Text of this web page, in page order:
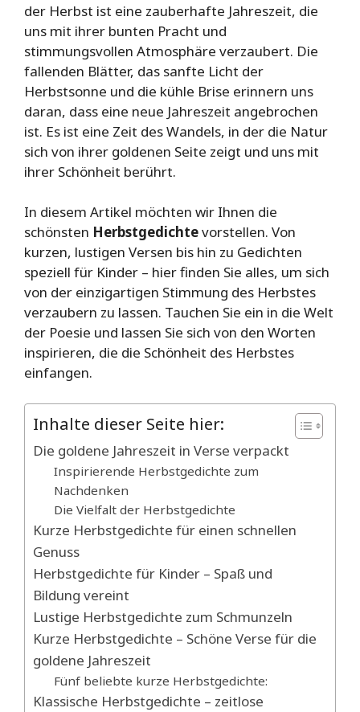
der Herbst ist eine zauberhafte Jahreszeit, die
uns mit ihrer bunten Pracht und
stimmungsvollen Atmosphäre verzaubert. Die
fallenden Blätter, das sanfte Licht der
Herbstsonne und die kühle Brise erinnern uns
daran, dass eine neue Jahreszeit angebrochen
ist. Es ist eine Zeit des Wandels, in der die Natur
sich von ihrer goldenen Seite zeigt und uns mit
ihrer Schönheit berührt.
In diesem Artikel möchten wir Ihnen die
schönsten Herbstgedichtevorstellen. Von
kurzen, lustigen Versen bis hin zu Gedichten
speziell für Kinder – hier finden Sie alles, um sich
von der einzigartigen Stimmung des Herbstes
verzaubern zu lassen. Tauchen Sie ein in die Welt
der Poesie und lassen Sie sich von den Worten
inspirieren, die die Schönheit des Herbstes
einfangen.
Inhalte dieser Seite hier:
Die goldene Jahreszeit in Verse verpackt
Inspirierende Herbstgedichte zum
Nachdenken
Die Vielfalt der Herbstgedichte
Kurze Herbstgedichte für einen schnellen
Genuss
Herbstgedichte für Kinder – Spaß und
Bildung vereint
Lustige Herbstgedichte zum Schmunzeln
Kurze Herbstgedichte – Schöne Verse für die
goldene Jahreszeit
Fünf beliebte kurze Herbstgedichte:
Klassische Herbstgedichte – zeitlose